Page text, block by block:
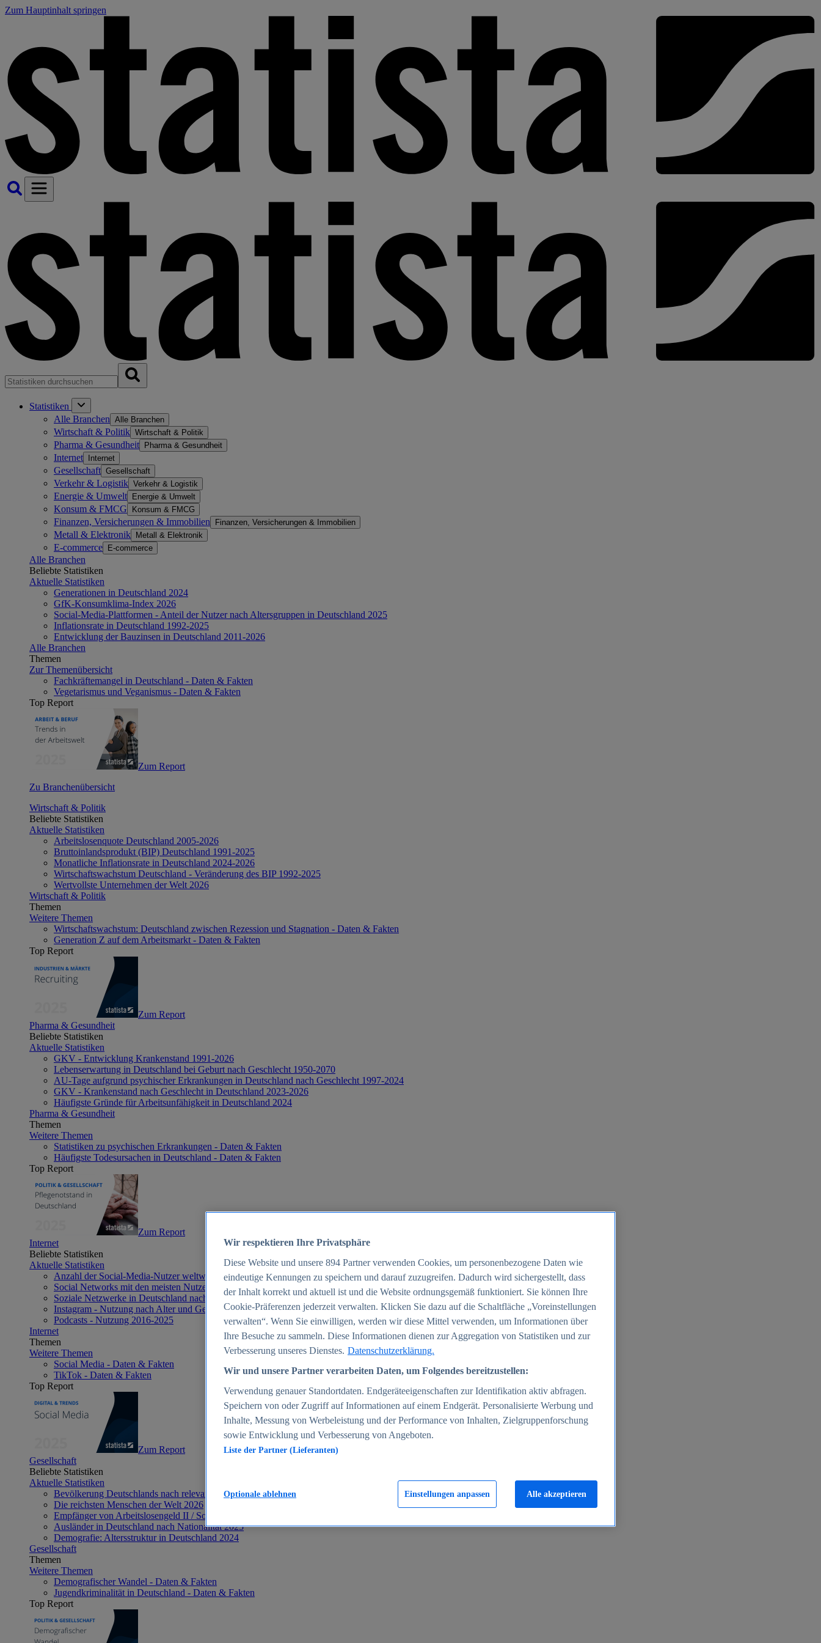
Zum Hauptinhalt springen
Statistiken
Alle Branchen Alle Branchen
Wirtschaft & Politik Wirtschaft & Politik
Pharma & Gesundheit Pharma & Gesundheit
Internet Internet
Gesellschaft Gesellschaft
Verkehr & Logistik Verkehr & Logistik
Energie & Umwelt Energie & Umwelt
Konsum & FMCG Konsum & FMCG
Finanzen, Versicherungen & Immobilien Finanzen, Versicherungen & Immobilien
Metall & Elektronik Metall & Elektronik
E-commerce E-commerce
Alle Branchen
Beliebte Statistiken
Aktuelle Statistiken
Generationen in Deutschland 2024
GfK-Konsumklima-Index 2026
Social-Media-Plattformen - Anteil der Nutzer nach Altersgruppen in Deutschland 2025
Inflationsrate in Deutschland 1992-2025
Entwicklung der Bauzinsen in Deutschland 2011-2026
Alle Branchen
Themen
Zur Themenübersicht
Fachkräftemangel in Deutschland - Daten & Fakten
Vegetarismus und Veganismus - Daten & Fakten
Top Report
Zum Report
Zu Branchenübersicht
Wirtschaft & Politik
Beliebte Statistiken
Aktuelle Statistiken
Arbeitslosenquote Deutschland 2005-2026
Bruttoinlandsprodukt (BIP) Deutschland 1991-2025
Monatliche Inflationsrate in Deutschland 2024-2026
Wirtschaftswachstum Deutschland - Veränderung des BIP 1992-2025
Wertvollste Unternehmen der Welt 2026
Wirtschaft & Politik
Themen
Weitere Themen
Wirtschaftswachstum: Deutschland zwischen Rezession und Stagnation - Daten & Fakten
Generation Z auf dem Arbeitsmarkt - Daten & Fakten
Top Report
Zum Report
Pharma & Gesundheit
Beliebte Statistiken
Aktuelle Statistiken
GKV - Entwicklung Krankenstand 1991-2026
Lebenserwartung in Deutschland bei Geburt nach Geschlecht 1950-2070
AU-Tage aufgrund psychischer Erkrankungen in Deutschland nach Geschlecht 1997-2024
GKV - Krankenstand nach Geschlecht in Deutschland 2023-2026
Häufigste Gründe für Arbeitsunfähigkeit in Deutschland 2024
Pharma & Gesundheit
Themen
Weitere Themen
Statistiken zu psychischen Erkrankungen - Daten & Fakten
Häufigste Todesursachen in Deutschland - Daten & Fakten
Top Report
Zum Report
Internet
Beliebte Statistiken
Aktuelle Statistiken
Anzahl der Social-Media-Nutzer weltweit 2012-2025
Social Networks mit den meisten Nutzern weltweit 2025
Soziale Netzwerke in Deutschland nach Generationen 2025
Instagram - Nutzung nach Alter und Geschlecht in Deutschland 2025
Podcasts - Nutzung 2016-2025
Internet
Themen
Weitere Themen
Social Media - Daten & Fakten
TikTok - Daten & Fakten
Top Report
Zum Report
Gesellschaft
Beliebte Statistiken
Aktuelle Statistiken
Bevölkerung Deutschlands nach relevanten Altersgruppen 2024
Die reichsten Menschen der Welt 2026
Empfänger von Arbeitslosengeld II / Sozialgeld / Bürgergeld in Deutschland 2005-2025
Ausländer in Deutschland nach Nationalität 2025
Demografie: Altersstruktur in Deutschland 2024
Gesellschaft
Themen
Weitere Themen
Demografischer Wandel - Daten & Fakten
Jugendkriminalität in Deutschland - Daten & Fakten
Top Report
Wir respektieren Ihre Privatsphäre
Diese Website und unsere 894 Partner verwenden Cookies, um personenbezogene Daten wie
eindeutige Kennungen zu speichern und darauf zuzugreifen. Dadurch wird sichergestellt, dass
der Inhalt korrekt und aktuell ist und die Website ordnungsgemäß funktioniert. Sie können Ihre
Cookie-Präferenzen jederzeit verwalten. Klicken Sie dazu auf die Schaltfläche „Voreinstellungen
verwalten“. Wenn Sie einwilligen, werden wir diese Mittel verwenden, um Informationen über
Ihre Besuche zu sammeln. Diese Informationen dienen zur Aggregation von Statistiken und zur
Verbesserung unseres Dienstes. Datenschutzerklärung.
Wir und unsere Partner verarbeiten Daten, um Folgendes bereitzustellen:
Verwendung genauer Standortdaten. Endgeräteeigenschaften zur Identifikation aktiv abfragen.
Speichern von oder Zugriff auf Informationen auf einem Endgerät. Personalisierte Werbung und
Inhalte, Messung von Werbeleistung und der Performance von Inhalten, Zielgruppenforschung
sowie Entwicklung und Verbesserung von Angeboten.
Liste der Partner (Lieferanten)
Einstellungen anpassen
Optionale ablehnen Alle akzeptieren